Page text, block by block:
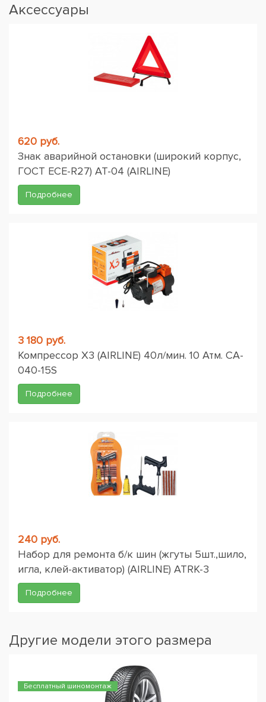
Аксессуары
620 руб.
Знак аварийной остановки (широкий корпус,
ГОСТ ЕСЕ-R27) AT-04 (AIRLINE)
Подробнее
3 180 руб.
Компрессор X3 (AIRLINE) 40л/мин. 10 Атм. CA-
040-15S
Подробнее
240 руб.
Набор для ремонта б/к шин (жгуты 5шт.,шило,
игла, клей-активатор) (AIRLINE) ATRK-3
Подробнее
Другие модели этого размера
Бесплатный шиномонтаж